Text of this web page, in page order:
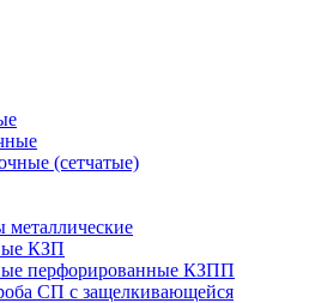
(сетчатые)
металлические
КЗП
перфорированные КЗПП
СП с защелкивающейся